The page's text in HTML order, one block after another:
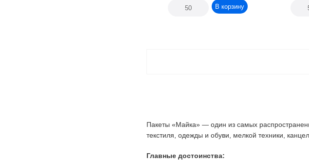
В корзину
Пакеты «Майка» — один из самых
текстиля, одежды и обуви, мелкой техники,
Главные достоинства: